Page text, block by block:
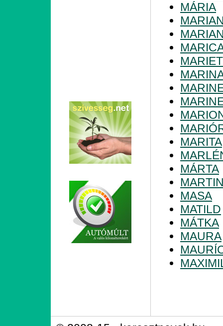
MÁRIA
MARITA
MÁRTA
MASA
MATILD
MÁTKA
MAURA